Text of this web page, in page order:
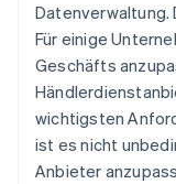
Datenverwaltung.
Für einige
Geschäfts
wichtigsten
ist es nicht
Anbieter